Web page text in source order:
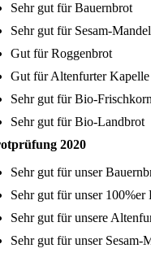
Sehr gut für Bauernbrot
Sehr gut für Sesam-
Gut für Roggenbrot
Gut für Altenfurter Kapelle
Sehr gut für Bio-
Sehr gut für Bio-Landbrot
2020
Sehr gut für unser
Sehr gut für unser 100%er
Sehr gut für unsere
Sehr gut für unser Sesam-